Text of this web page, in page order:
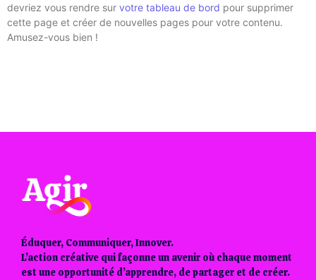
devriez vous rendre sur votre tableau de bord pour supprimer
cette page et créer de nouvelles pages pour votre contenu.
Amusez-vous bien !
Éduquer, Communiquer, Innover.
L’action créative qui façonne un avenir où chaque moment
est une opportunité d’apprendre, de partager et de créer.